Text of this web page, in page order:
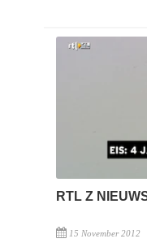
RTL Z
15 November 2012